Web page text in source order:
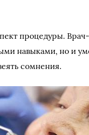
процедуры.
навыками, но и
сомнения.